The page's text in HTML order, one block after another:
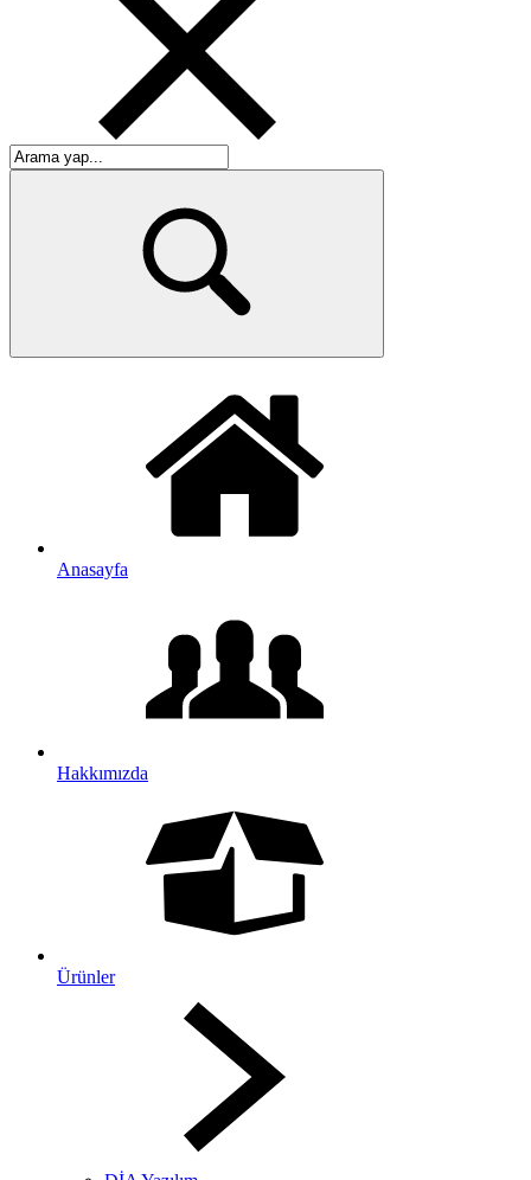
Anasayfa
Hakkımızda
Ürünler